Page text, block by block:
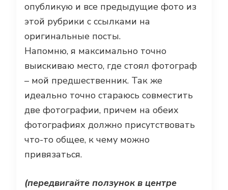
опубликую и все предыдущие фото из
этой рубрики с ссылками на
оригинальные посты.
Напомню, я максимально точно
выискиваю место, где стоял фотограф
– мой предшественник. Так же
идеально точно стараюсь совместить
две фотографии, причем на обеих
фотографиях должно присутствовать
что-то общее, к чему можно
привязаться.
(передвигайте ползунок в центре